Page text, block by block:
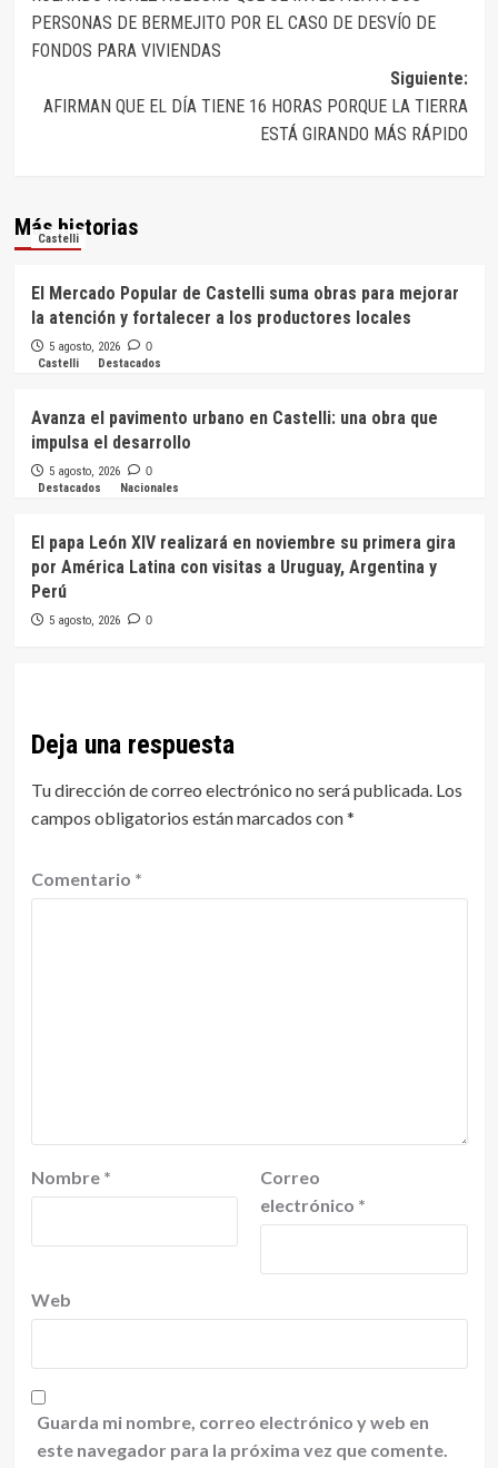
entradas
PERSONAS DE BERMEJITO POR EL CASO DE DESVÍO DE
FONDOS PARA VIVIENDAS
Siguiente:
AFIRMAN QUE EL DÍA TIENE 16 HORAS PORQUE LA TIERRA
ESTÁ GIRANDO MÁS RÁPIDO
Más historias
Castelli
El Mercado Popular de Castelli suma obras para mejorar
la atención y fortalecer a los productores locales
5 agosto, 2026 0
Castelli Destacados
Avanza el pavimento urbano en Castelli: una obra que
impulsa el desarrollo
5 agosto, 2026 0
Destacados Nacionales
El papa León XIV realizará en noviembre su primera gira
por América Latina con visitas a Uruguay, Argentina y
Perú
5 agosto, 2026 0
Deja una respuesta
Tu dirección de correo electrónico no será publicada. Los
campos obligatorios están marcados con*
Comentario *
Nombre *
Correo
electrónico *
Web
Guarda mi nombre, correo electrónico y web en
este navegador para la próxima vez que comente.